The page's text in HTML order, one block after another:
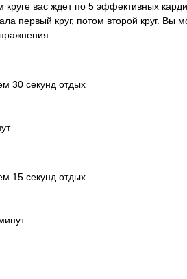
круге вас ждет по 5 эффективных
первый круг, потом второй круг. Вы
30 секунд отдых
15 секунд отдых